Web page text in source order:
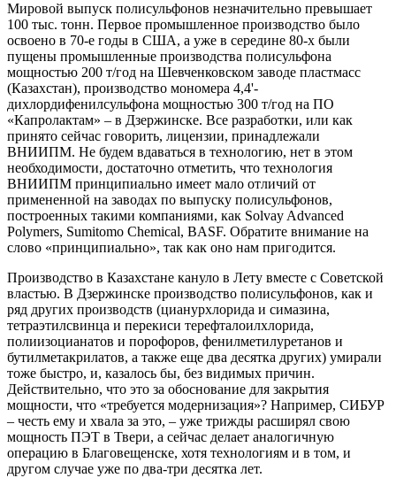
Мировой выпуск полисульфонов незначительно превышает
100 тыс. тонн. Первое промышленное производство было
освоено в 70-е годы в США, а уже в середине 80-х были
пущены промышленные производства полисульфона
мощностью 200 т/год на Шевченковском заводе пластмасс
(Казахстан), производство мономера 4,4'-
дихлордифенилсульфона мощностью 300 т/год на ПО
«Капролактам» – в Дзержинске. Все разработки, или как
принято сейчас говорить, лицензии, принадлежали
ВНИИПМ. Не будем вдаваться в технологию, нет в этом
необходимости, достаточно отметить, что технология
ВНИИПМ принципиально имеет мало отличий от
примененной на заводах по выпуску полисульфонов,
построенных такими компаниями, как Solvay Advanced
Polymers, Sumitomo Chemical, BASF. Обратите внимание на
слово «принципиально», так как оно нам пригодится.
Производство в Казахстане кануло в Лету вместе с Советской
властью. В Дзержинске производство полисульфонов, как и
ряд других производств (цианурхлорида и симазина,
тетраэтилсвинца и перекиси терефталоилхлорида,
полиизоцианатов и порофоров, фенилметилуретанов и
бутилметакрилатов, а также еще два десятка других) умирали
тоже быстро, и, казалось бы, без видимых причин.
Действительно, что это за обоснование для закрытия
мощности, что «требуется модернизация»? Например, СИБУР
– честь ему и хвала за это, – уже трижды расширял свою
мощность ПЭТ в Твери, а сейчас делает аналогичную
операцию в Благовещенске, хотя технологиям и в том, и
другом случае уже по два-три десятка лет.